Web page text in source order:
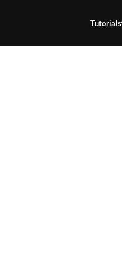
Tutorials